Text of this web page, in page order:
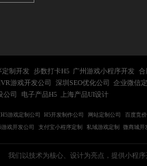
定制开发 步数打卡H5 广州游戏小程序开发 合
游戏开发公司 深圳SEO优化公司 企业微信
公司 电子产品H5 上海产品UI设计
游戏定制公司 H5开发制作公司 网站定制公司 百度竞
游戏开发公司 支付宝小程序定制 私域游戏定制 微商城开
我们以技术为核心、设计为亮点，提供小程